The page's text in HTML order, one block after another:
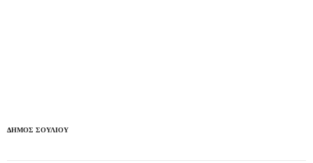
ΔΗΜΟΣ ΣΟΥΛΙΟΥ